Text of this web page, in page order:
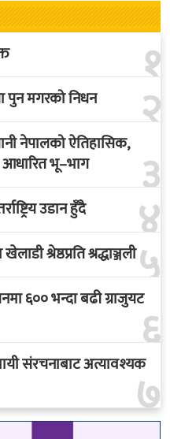
१
२
पुन मगरको निधन
३
नेपालको ऐतिहासिक,
भू–भाग
४
उडान हुँदै
५
श्रेष्ठप्रति श्रद्धाञ्जली
६
६०० भन्दा बढी ग्राजुयट
७
संरचनाबाट अत्यावश्यक